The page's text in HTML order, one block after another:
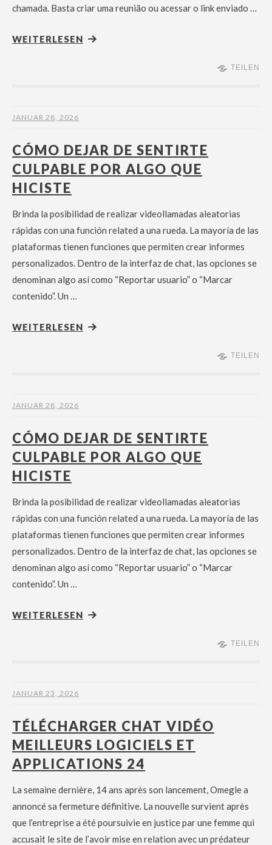
chamada. Basta criar uma reunião ou acessar o link enviado …
WEITERLESEN
TEILEN
JANUAR 28, 2026
CÓMO DEJAR DE SENTIRTE
CULPABLE POR ALGO QUE
HICISTE
Brinda la posibilidad de realizar videollamadas aleatorias
rápidas con una función related a una rueda. La mayoría de las
plataformas tienen funciones que permiten crear informes
personalizados. Dentro de la interfaz de chat, las opciones se
denominan algo así como “Reportar usuario” o “Marcar
contenido”. Un …
WEITERLESEN
TEILEN
JANUAR 28, 2026
CÓMO DEJAR DE SENTIRTE
CULPABLE POR ALGO QUE
HICISTE
Brinda la posibilidad de realizar videollamadas aleatorias
rápidas con una función related a una rueda. La mayoría de las
plataformas tienen funciones que permiten crear informes
personalizados. Dentro de la interfaz de chat, las opciones se
denominan algo así como “Reportar usuario” o “Marcar
contenido”. Un …
WEITERLESEN
TEILEN
JANUAR 23, 2026
TÉLÉCHARGER CHAT VIDÉO
MEILLEURS LOGICIELS ET
APPLICATIONS 24
La semaine dernière, 14 ans après son lancement, Omegle a
annoncé sa fermeture définitive. La nouvelle survient après
que l’entreprise a été poursuivie en justice par une femme qui
accusait le site de l’avoir mise en relation avec un prédateur